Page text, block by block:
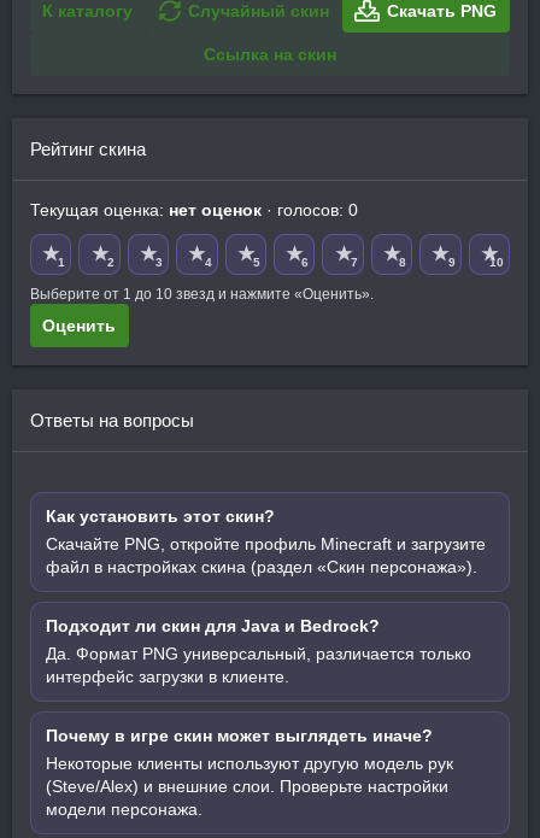
К каталогу Случайный скин Скачать PNG
Ссылка на скин
Рейтинг скина
Текущая оценка: нет оценок · голосов: 0
★1 ★2 ★3 ★4 ★5 ★6 ★7 ★8 ★9 ★10
Выберите от 1 до 10 звезд и нажмите «Оценить».
Оценить
Ответы на вопросы
Как установить этот скин?
Скачайте PNG, откройте профиль Minecraft и загрузите
файл в настройках скина (раздел «Скин персонажа»).
Подходит ли скин для Java и Bedrock?
Да. Формат PNG универсальный, различается только
интерфейс загрузки в клиенте.
Почему в игре скин может выглядеть иначе?
Некоторые клиенты используют другую модель рук
(Steve/Alex) и внешние слои. Проверьте настройки
модели персонажа.